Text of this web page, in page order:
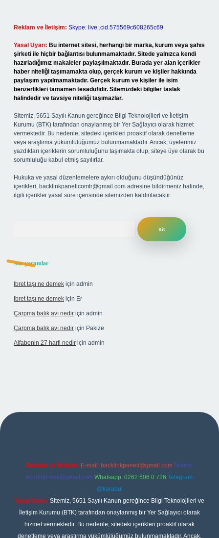
Reklam ve İletişim: Skype: live:.cid.575569c608265c69
Yasal Uyarı: Bu internet sitesi, herhangi bir marka, kurum veya şahıs
şirketi ile hiçbir bağlantısı bulunmamaktadır. Sitede yalnızca kendi
hazırladığımız makaleler paylaşılmaktadır. Burada yer alan içerikler
haber niteliği taşımamakta olup, gerçek kurum ve kişiler hakkında
paylaşım yapılmamaktadır. Gerçek kurum ve kişiler ile isim
benzerlikleri tamamen tesadüfidir. Sitemizdeki bilgiler taslak
halindedir ve tavsiye niteliği taşımazlar.
Sitemiz, 5651 Sayılı Kanun gereğince Bilgi Teknolojileri ve İletişim
Kurumu (BTK) tarafından onaylanmış bir Yer Sağlayıcı olarak hizmet
vermektedir. Bu nedenle, sitedeki içerikleri proaktif olarak denetleme
veya araştırma yükümlülüğümüz bulunmamaktadır. Ancak, üyelerimiz
yazdıkları içeriklerin sorumluluğunu taşımakta olup, siteye üye olarak bu
sorumluluğu kabul etmiş sayılırlar.
Hukuka ve yasal düzenlemelere aykırı olduğunu düşündüğünüz
içerikleri, backlinkpanelicomtr@gmail.com adresine bildirmeniz halinde,
ilgili içerikler yasal süre içerisinde sitemizden kaldırılacaktır.
Son yorumlar
Ibret taşı ne demek için admin
Ibret taşı ne demek için Er
Çarpma balık avı nedir için admin
Çarpma balık avı nedir için Pakize
Alfabenin 27 harfi nedir için admin
Reklam ve İletişim: E-mail: backlinkpaneli@gmail.com Teams:
forumhizmeti@gmail.com Whatsapp: 0262 606 0 726 Telegram:
@karabul
Yasal Uyarı: Sitemiz, 5651 Sayılı Kanun gereğince Bilgi Teknolojileri ve
İletişim Kurumu (BTK) tarafından onaylanmış bir Yer Sağlayıcı olarak
hizmet vermektedir. Bu nedenle, sitedeki içerikleri proaktif olarak
denetleme veya araştırma yükümlülüğümüz bulunmamaktadır. Ancak,